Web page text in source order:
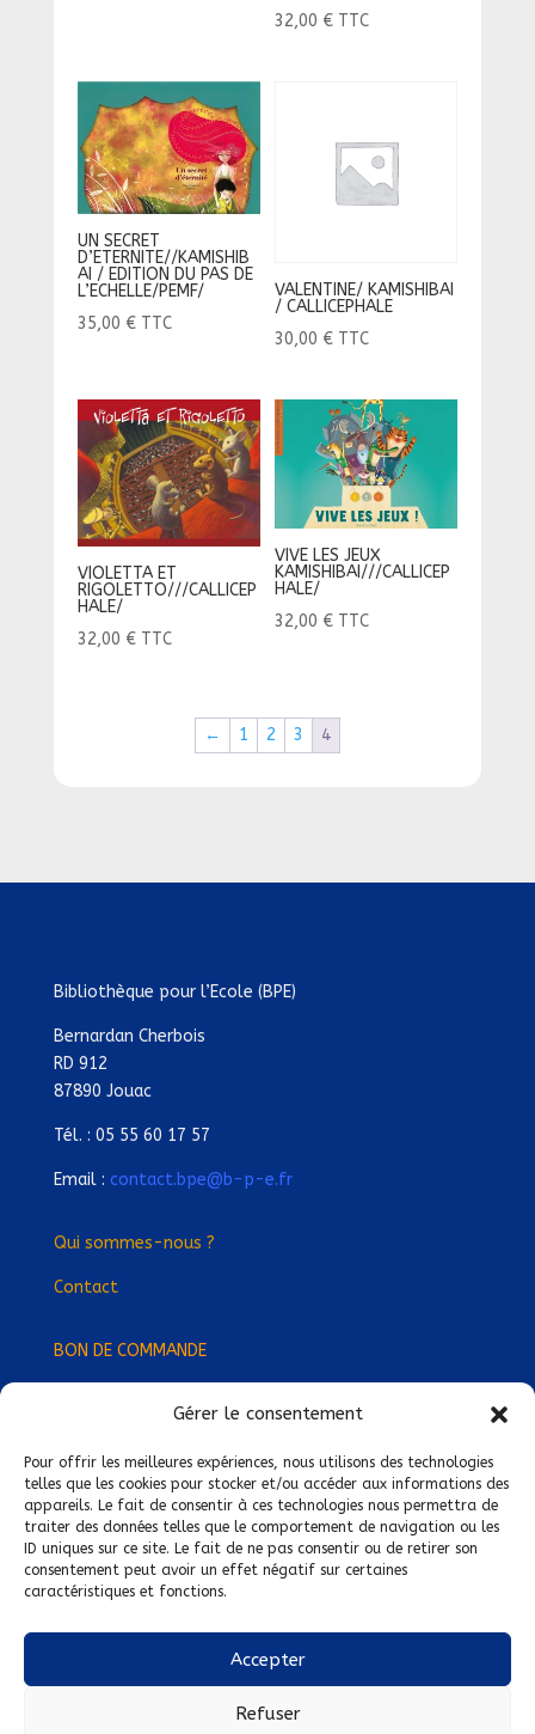
Gérer le consentement
Pour offrir les meilleures expériences, nous utilisons des technologies
telles que les cookies pour stocker et/ou accéder aux informations des
appareils. Le fait de consentir à ces technologies nous permettra de
traiter des données telles que le comportement de navigation ou les
ID uniques sur ce site. Le fait de ne pas consentir ou de retirer son
consentement peut avoir un effet négatif sur certaines
caractéristiques et fonctions.
Accepter
Refuser
32,00 € TTC
UN SECRET
D’ETERNITE//KAMISHIB
AI / EDITION DU PAS DE
L’ECHELLE/PEMF/
35,00 € TTC
VALENTINE/ KAMISHIBAI
/ CALLICEPHALE
30,00 € TTC
VIOLETTA ET
RIGOLETTO///CALLICEP
HALE/
32,00 € TTC
VIVE LES JEUX
KAMISHIBAI///CALLICEP
HALE/
32,00 € TTC
← 1 2 3 4
Bibliothèque pour l’Ecole (BPE)
Bernardan Cherbois
RD 912
87890 Jouac
Tél. : 05 55 60 17 57
Email : contact.bpe@b-p-e.fr
Qui sommes-nous ?
Contact
BON DE COMMANDE
Devenez Délégué·e Régional·e !
Trouvez-nous près de chez vous !
Mentions légales
Conditions générales de vente
Politique de confidentialité